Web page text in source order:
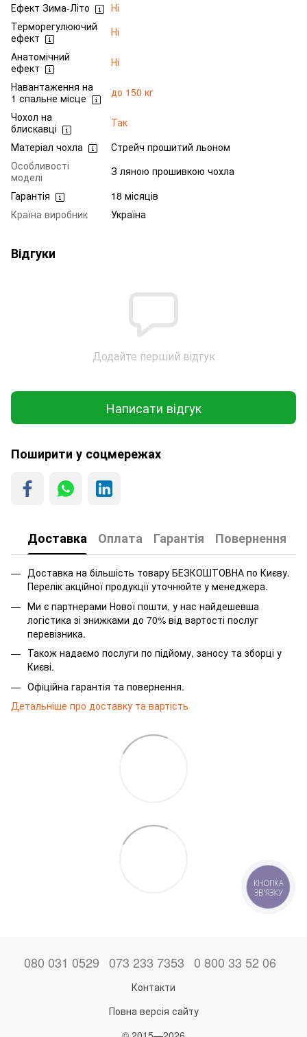
Ефект Зима-Літо
Ні
Терморегулюючий
ефект
Ні
Анатомічний
ефект
Ні
Навантаження на
1 спальне місце
до 150 кг
Чохол на
блискавці
Так
Матеріал чохла
Стрейч прошитий льоном
Особливості
моделі
З ляною прошивкою чохла
Гарантія
18 місяців
Країна виробник
Україна
Відгуки
Додайте перший відгук
Написати відгук
Поширити у соцмережах
Доставка Оплата Гарантія Повернення
Доставка на більшість товару БЕЗКОШТОВНА по Києву.
Перелік акційної продукції уточнюйте у менеджера.
Ми є партнерами Нової пошти, у нас найдешевша
логістика зі знижками до 70% від вартості послуг
перевізника.
Також надаємо послуги по підйому, заносу та зборці у
Києві.
Офіційна гарантія та повернення.
Детальніше про доставку та вартість
080 031 0529 073 233 7353 0 800 33 52 06
Контакти
Повна версія сайту
КНОПКА
ЗВ'ЯЗКУ